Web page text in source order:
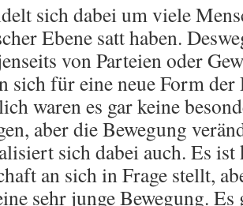
sich dabei um viele
Ebene satt haben.
von Parteien oder
sich für eine neue Form
waren es gar keine
aber die Bewegung
sich dabei auch. Es ist
an sich in Frage stellt,
sehr junge Bewegung.